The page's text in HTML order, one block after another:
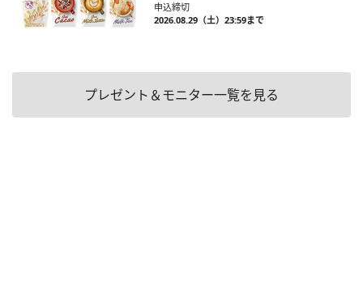
申込締切
2026.08.29（土）23:59まで
プレゼント＆モニター一覧を見る